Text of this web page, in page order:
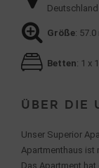
Deutschland
Größe:
Betten: 1 x
Über die
Unser Superior
Apartmenthaus ist
Das Apartment